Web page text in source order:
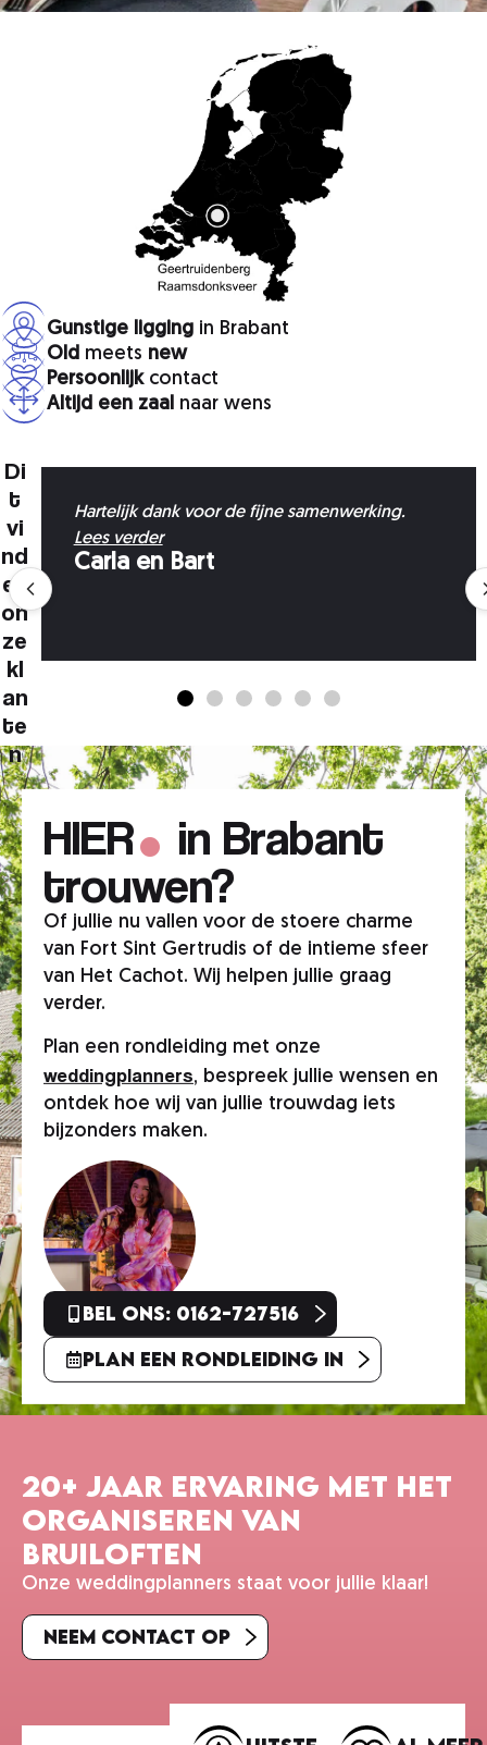
Gunstige ligging in Brabant
Old meets new
Persoonlijkcontact
Altijd een zaal naar wens
Di
t
vi
nd
en
on
ze
kl
an
te
n
Hartelijk dank voor de fijne samenwerking.
Lees verder
Carla en Bart
HIER. in Brabant
trouwen?
Of jullie nu vallen voor de stoere charme
van Fort Sint Gertrudis of de intieme sfeer
van Het Cachot. Wij helpen jullie graag
verder.
Plan een rondleiding met onze
weddingplanners, bespreek jullie wensen en
ontdek hoe wij van jullie trouwdag iets
bijzonders maken.
Bel ons: 0162-727516
Plan een rondleiding in
20+ jaar ervaring met het
organiseren van
bruiloften
Onze weddingplanners staat voor jullie klaar!
Neem contact op